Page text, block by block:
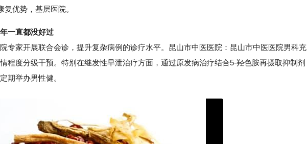
优势，基层医院。
一直都没好过
家开展联合会诊，提升复杂病例的诊疗水平。昆山市中医医院：昆山市中医医院男科充
程度分级干预。特别在继发性早泄治疗方面，通过原发病治疗结合5-羟色胺再摄取抑制剂
期举办男性健。